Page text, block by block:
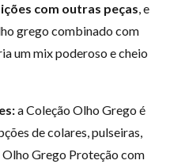
com outras peças, e
grego combinado com
um mix poderoso e cheio
aColeção Olho Grego é
de colares, pulseiras,
Grego Proteção com